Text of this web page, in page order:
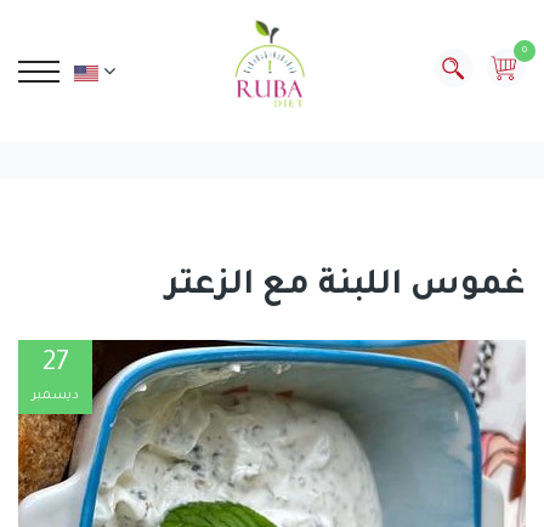
0
غموس اللبنة مع الزعتر
27
ديسمبر